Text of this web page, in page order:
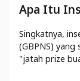
Apa Itu
Singkatnya,
(GBPNS)
"jatah prize